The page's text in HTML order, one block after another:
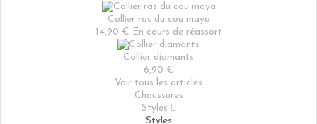
Collier ras du cou maya
14,90 € En cours de réassort
Collier diamants
6,90 €
Voir tous les articles
Chaussures
Styles 
Styles